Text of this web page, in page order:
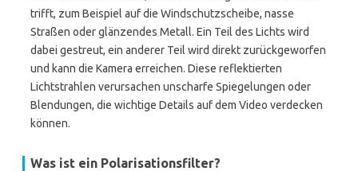
trifft, zum Beispiel auf die Windschutzscheibe, nasse
Straßen oder glänzendes Metall. Ein Teil des Lichts wird
dabei gestreut, ein anderer Teil wird direkt zurückgeworfen
und kann die Kamera erreichen. Diese reflektierten
Lichtstrahlen verursachen unscharfe Spiegelungen oder
Blendungen, die wichtige Details auf dem Video verdecken
können.
Was ist ein Polarisationsfilter?